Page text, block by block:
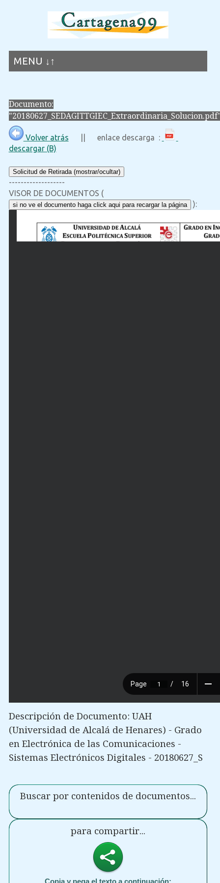
MENU ↓↑
Documento:
Volver atrás || enlace descarga :
descargar (B)
Solicitud de Retirada (mostrar/ocultar)
-------------------
VISOR DE DOCUMENTOS (
si no ve el documento haga click aqui para recargar la página ):
Descripción de Documento: UAH
(Universidad de Alcalá de Henares) - Grado
en Electrónica de las Comunicaciones -
Sistemas Electrónicos Digitales - 20180627_S
Buscar por contenidos de documentos...
para compartir...